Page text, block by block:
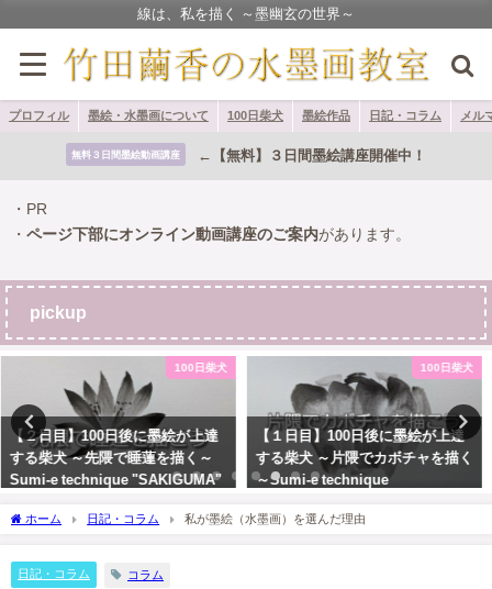
線は、私を描く ～墨幽玄の世界～
プロフィル 墨絵・水墨画について 100日柴犬 墨絵作品 日記・コラム メル
無料３日間墨絵動画講座 ←【無料】３日間墨絵講座開催中！
・PR
・ ページ下部にオンライン動画講座のご案内があります。
pickup
100日柴犬
【１日目】100日後に墨絵が上達
する柴犬 ～片隈でカボチャを描く
～Sumi-e technique
100日柴犬
【５日目】100日後に墨絵が上達
する柴犬 ～内脈で竹を描く～
Sumi-e technique
ホーム 日記・コラム 私が墨絵（水墨画）を選んだ理由
日記・コラム コラム